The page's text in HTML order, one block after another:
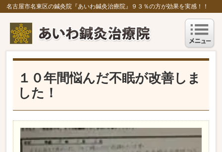
名古屋市名東区の鍼灸院『あいわ鍼灸治療院』９３％の方が効果を実感！！
１０年間悩んだ不眠が改善しま
した！